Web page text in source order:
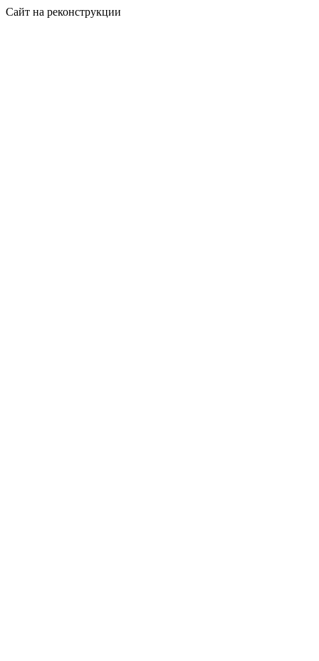
Сайт на реконструкции